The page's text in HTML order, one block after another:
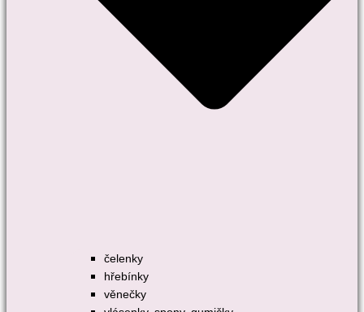
čelenky
hřebínky
věnečky